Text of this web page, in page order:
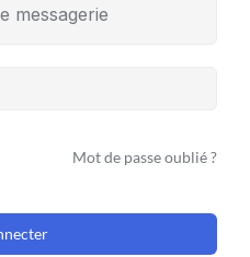
Mot de passe oublié ?